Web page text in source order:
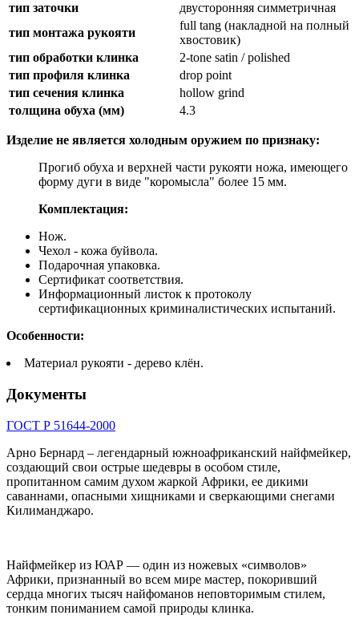
тип заточки
двусторонняя симметричная
тип монтажа рукояти
full tang (накладной на полный
хвостовик)
тип обработки клинка
2-tone satin / polished
тип профиля клинка
drop point
тип сечения клинка
hollow grind
толщина обуха (мм)
4.3
Изделие не является холодным оружием по признаку:
Прогиб обуха и верхней части рукояти ножа, имеющего
форму дуги в виде "коромысла" более 15 мм.
Комплектация:
Нож.
Чехол - кожа буйвола.
Подарочная упаковка.
Сертификат соответствия.
Информационный листок к протоколу
сертификационных криминалистических испытаний.
Особенности:
Материал рукояти - дерево клён.
Документы
ГОСТ Р 51644-2000
Арно Бернард – легендарный южноафриканский найфмейкер,
создающий свои острые шедевры в особом стиле,
пропитанном самим духом жаркой Африки, ее дикими
саваннами, опасными хищниками и сверкающими снегами
Килиманджаро.
Найфмейкер из ЮАР — один из ножевых «символов»
Африки, признанный во всем мире мастер, покоривший
сердца многих тысяч найфоманов неповторимым стилем,
тонким пониманием самой природы клинка.